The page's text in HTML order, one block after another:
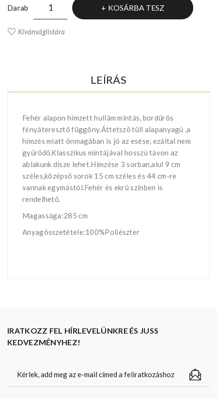
Darab KOSÁRBA TESZ
Kívánságlistára
LEÍRÁS
Fehér alapon hímzett hullám mintás, bordűrös
fényáteresztő függöny.Áttetsző tüll alapanyagú ,a
hímzés miatt önmagában is jó az esése, ezáltal nem
gyűrődő.Klasszikus mintájával hosszú távon az
ablakunk dísze lehet.Hímzése 3 sorban,alul 9 cm
széles,középső sorok 15 cm széles és 44 cm-re
vannak egymástól.Fehér és ekrü színben is
rendelhető.
Magassága:285 cm
Anyagösszetétele:100%Poliészter
IRATKOZZ FEL HÍRLEVELÜNKRE ÉS JUSS
KEDVEZMÉNYHEZ!